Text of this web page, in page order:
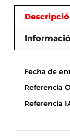
Fecha de
Referencia
Referencia